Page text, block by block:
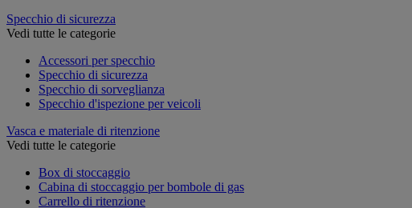
Specchio di sicurezza
Vedi tutte le categorie
Accessori per specchio
Specchio di sicurezza
Specchio di sorveglianza
Specchio d'ispezione per veicoli
Vasca e materiale di ritenzione
Vedi tutte le categorie
Box di stoccaggio
Cabina di stoccaggio per bombole di gas
Carrello di ritenzione